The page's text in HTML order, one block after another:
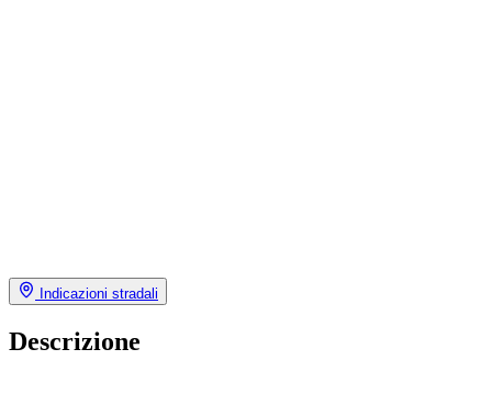
Indicazioni stradali
Descrizione